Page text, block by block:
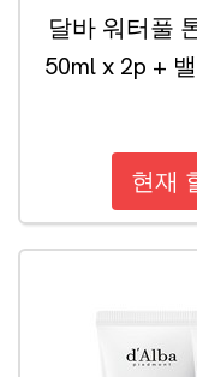
달바 워터풀
50ml x 2p +
현재